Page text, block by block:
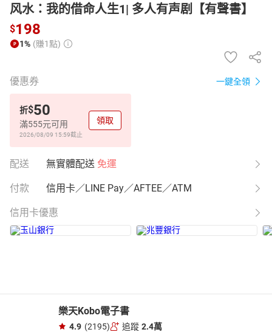
风水：我的借命人生1| 多人有声剧【有聲書】
$198
1% (賺1點)
優惠券 一鍵全領
折$50
滿555元可用
2026/08/09 15:59截止
領取
配送 無實體配送 免運
付款 信用卡／LINE Pay／AFTEE／ATM
信用卡優惠
樂天Kobo電子書
4.9 (2195) 追蹤 2.4萬